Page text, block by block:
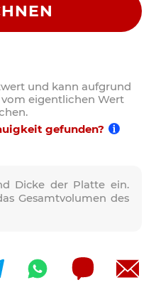
Dicke der Platte ein.
Gesamtvolumen des
und kann aufgrund
eigentlichen Wert
gefunden?